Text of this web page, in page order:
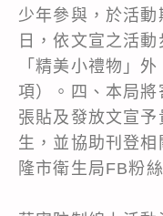
少年參與，於活
日，依文宣之活
「精美小禮物」
項）。四、本局
張貼及發放文宣
生，並協助刊登
隆市衛生局FB粉